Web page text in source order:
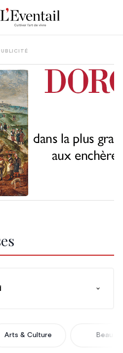
Arts & Culture Beauté